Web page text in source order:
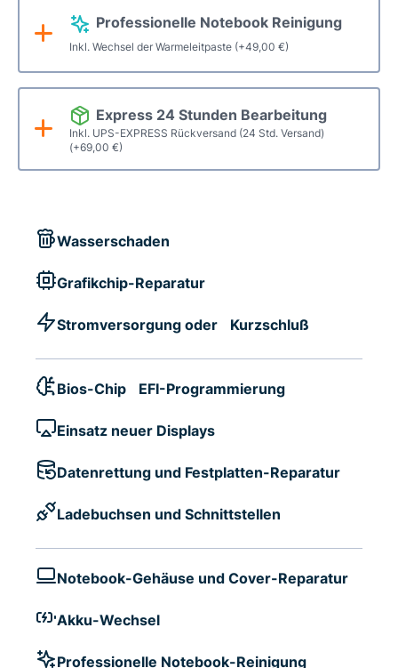
Professionelle Notebook Reinigung
Inkl. Wechsel der Warmeleitpaste (+49,00 €)
Express 24 Stunden Bearbeitung
Inkl. UPS-EXPRESS Rückversand (24 Std. Versand)
(+69,00 €)
Wasserschaden
Grafikchip-Reparatur
Stromversorgung oder Kurzschluß
Bios-Chip EFI-Programmierung
Einsatz neuer Displays
Datenrettung und Festplatten-Reparatur
Ladebuchsen und Schnittstellen
Notebook-Gehäuse und Cover-Reparatur
Akku-Wechsel
Professionelle Notebook-Reinigung